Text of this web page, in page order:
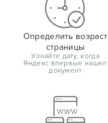
Определить возраст
страницы
Узнайте дату, когда
Яндекс впервые нашел
документ